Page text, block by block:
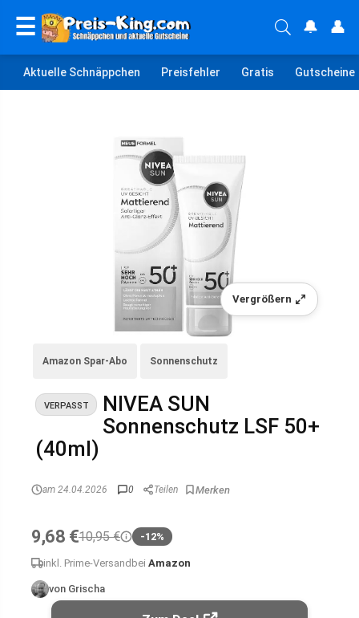
☰ 🔔 👤
Aktuelle Schnäppchen Preisfehler Gratis Gutscheine
Vergrößern
Amazon Spar-Abo Sonnenschutz
VERPASST
NIVEA SUN
Sonnenschutz LSF 50+
(40ml)
am 24.04.2026 0 Teilen
9,68 €10,95 € -12%
inkl. Prime-Versand bei Amazon
von Grischa